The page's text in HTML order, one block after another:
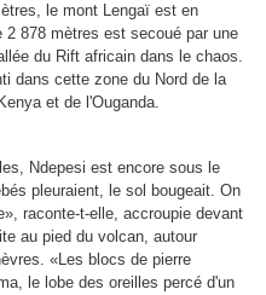
le mont Lengaï est en
878 mètres est secoué par une
du Rift africain dans le chaos.
dans cette zone du Nord de la
et de l'Ouganda.
Ndepesi est encore sous le
pleuraient, le sol bougeait. On
raconte-t-elle, accroupie devant
au pied du volcan, autour
«Les blocs de pierre
le lobe des oreilles percé d'un